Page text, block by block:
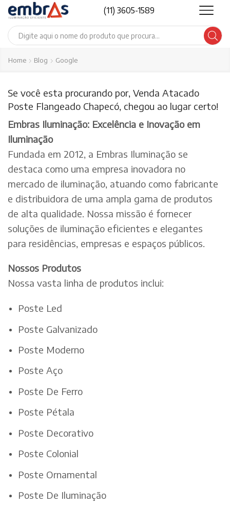
(11) 3605-1589
Search
Home Blog Google
Se você esta procurando por, Venda Atacado
Poste Flangeado Chapecó, chegou ao lugar certo!
Embras Iluminação: Excelência e Inovação em
Iluminação
Fundada em 2012, a Embras Iluminação se
destaca como uma empresa inovadora no
mercado de iluminação, atuando como fabricante
e distribuidora de uma ampla gama de produtos
de alta qualidade. Nossa missão é fornecer
soluções de iluminação eficientes e elegantes
para residências, empresas e espaços públicos.
Nossos Produtos
Nossa vasta linha de produtos inclui:
Poste Led
Poste Galvanizado
Poste Moderno
Poste Aço
Poste De Ferro
Poste Pétala
Poste Decorativo
Poste Colonial
Poste Ornamental
Poste De Iluminação